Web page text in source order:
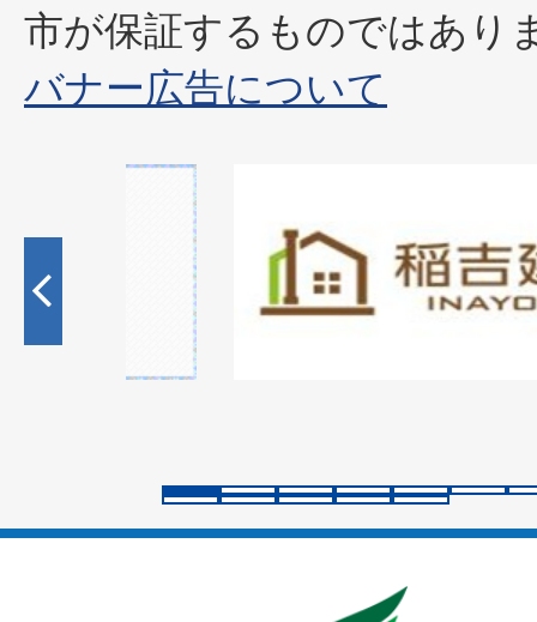
市が保証するものではあり
バナー広告について
の
ラ
イ